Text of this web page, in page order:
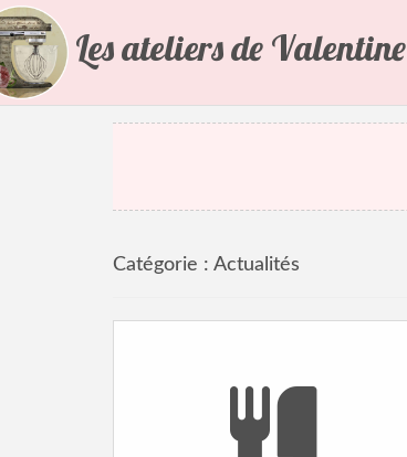
Les ateliers de Valentine
Catégorie : Actualités